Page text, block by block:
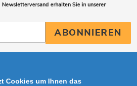
erhalten Sie in unserer
ABONNIEREN
Cookies um Ihnen das